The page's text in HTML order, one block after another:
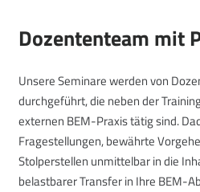
Dozententeam mit
Unsere Seminare werden von
durchgeführt, die neben der
externen BEM-Praxis tätig sind.
Fragestellungen, bewährte
Stolperstellen unmittelbar in die
belastbarer Transfer in Ihre BEM-